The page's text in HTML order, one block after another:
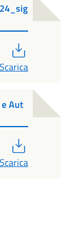
Scarica
Aut
Scarica